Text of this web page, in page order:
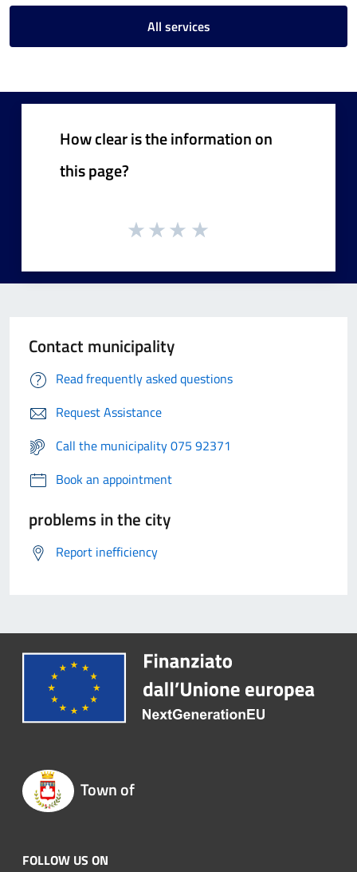
All services
How clear is the information on
this page?
Contact municipality
Read frequently asked questions
Request Assistance
Call the municipality 075 92371
Book an appointment
problems in the city
Report inefficiency
Town of
FOLLOW US ON